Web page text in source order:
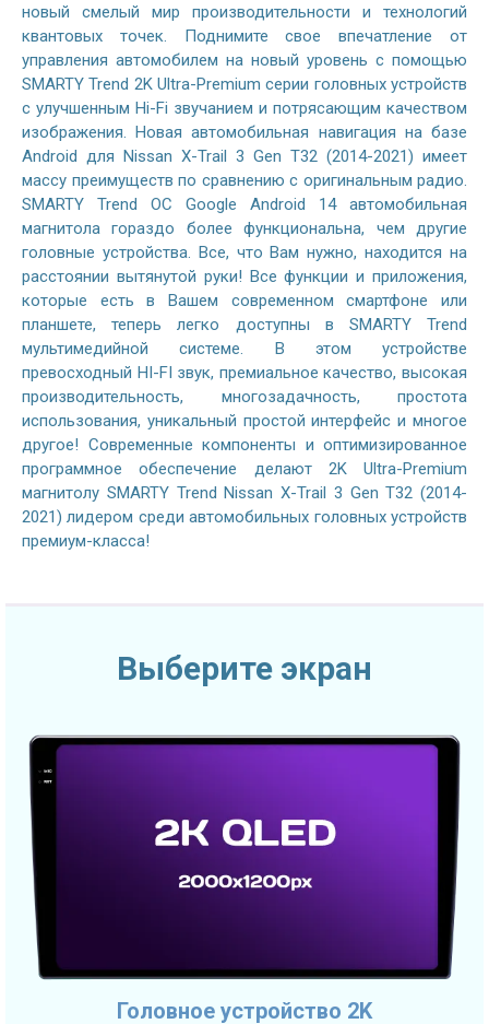
новый смелый мир производительности и технологий
квантовых точек. Поднимите свое впечатление от
управления автомобилем на новый уровень с помощью
SMARTY Trend 2K Ultra-Premium серии головных устройств
с улучшенным Hi-Fi звучанием и потрясающим качеством
изображения. Новая автомобильная навигация на базе
Android для Nissan X-Trail 3 Gen T32 (2014-2021) имеет
массу преимуществ по сравнению с оригинальным радио.
SMARTY Trend ОС Google Android 14 автомобильная
магнитола гораздо более функциональна, чем другие
головные устройства. Все, что Вам нужно, находится на
расстоянии вытянутой руки! Все функции и приложения,
которые есть в Вашем современном смартфоне или
планшете, теперь легко доступны в SMARTY Trend
мультимедийной системе. В этом устройстве
превосходный HI-FI звук, премиальное качество, высокая
производительность, многозадачность, простота
использования, уникальный простой интерфейс и многое
другое! Современные компоненты и оптимизированное
программное обеспечение делают 2K Ultra-Premium
магнитолу SMARTY Trend Nissan X-Trail 3 Gen T32 (2014-
2021) лидером среди автомобильных головных устройств
премиум-класса!
Выберите экран
Головное устройство 2K